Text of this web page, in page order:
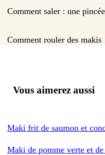
Comment saler : une
Comment rouler des makis
Vous aimerez aussi
Maki frit de saumon et
Maki de pomme verte et